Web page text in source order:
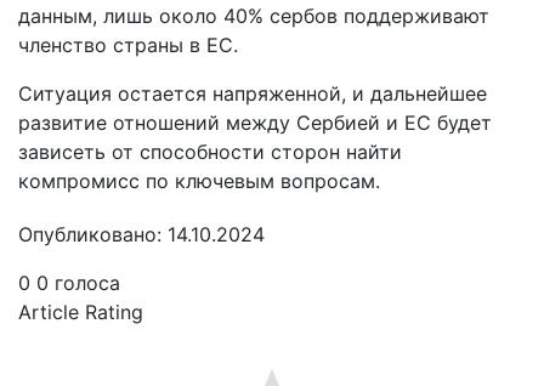
данным, лишь около 40% сербов поддерживают
членство страны в ЕС.
Ситуация остается напряженной, и дальнейшее
развитие отношений между Сербией и ЕС будет
зависеть от способности сторон найти
компромисс по ключевым вопросам.
Опубликовано: 14.10.2024
0 0 голоса
Article Rating